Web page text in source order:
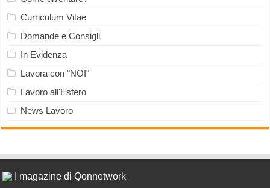
Curriculum Vitae
Domande e Consigli
In Evidenza
Lavora con "NOI"
Lavoro all'Estero
News Lavoro
I magazine di Qonnetwork